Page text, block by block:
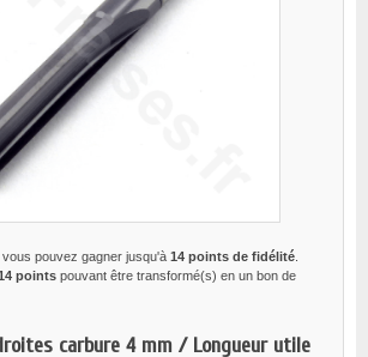
pouvez gagner jusqu'à 14 points de fidélité
points pouvant être transformé(s) en un bon de
carbure 4 mm / Longueur utile